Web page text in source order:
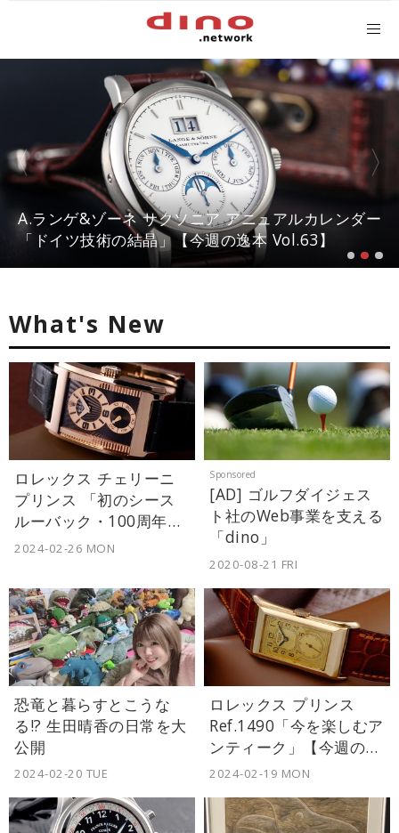
A.ランゲ&ゾーネ サクソニア アニュアルカレンダー
「ドイツ技術の結晶」【今週の逸本 Vol.63】
国際的アートイベント『アートウィーク東京』アン
バサダーに俳優 鈴木京香が就任／公式アプリ 会期
限定カクテル詳細
What's New
ロレックス チェリーニ
プリンス 「初のシース
ルーバック・100周年記
念モデル」【今週の逸本
2024-02-26 MON
[AD] ゴルフダイジェス
ト社のWeb事業を支える
「dino」
2020-08-21 FRI
恐竜と暮らすとこうな
る!? 生田晴香の日常を大
公開
2024-02-20 TUE
ロレックス プリンス
Ref.1490「今を楽しむア
ンティーク」【今週の逸
本 Vol.238】
2024-02-19 MON